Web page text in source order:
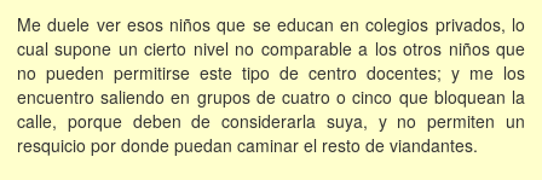
Me duele ver esos niños que se educan en colegios privados, lo
cual supone un cierto nivel no comparable a los otros niños que
no pueden permitirse este tipo de centro docentes; y me los
encuentro saliendo en grupos de cuatro o cinco que bloquean la
calle, porque deben de considerarla suya, y no permiten un
resquicio por donde puedan caminar el resto de viandantes.